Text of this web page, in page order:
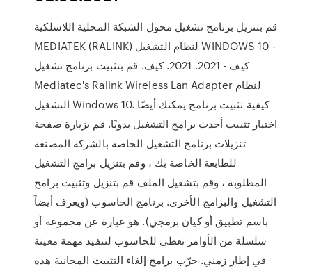
قم بتنزيل برنامج تشغيل محول الشبكة المحلية اللاسلكية
MEDIATEK (RALINK) لنظام التشغيل WINDOWS 10 -
كيف - 2021. 2021. كيف. قم بتثبيت برنامج تشغيل
Mediatec's Ralink Wireless Lan Adapter لنظام
التشغيل Windows 10. كيفية تثبيت برنامج يمكنك أيضًا
اختيار تثبيت أحدث برامج التشغيل يدويًا. قم بزيارة صفحة
تنزيلات برنامج التشغيل الخاصة بالشركة المصنعة
للطابعة الخاصة بك ، وقم بتنزيل برامج التشغيل
المطلوبة ، وقم بتشغيل الملف قم بتنزيل وتثبيت برامج
التشغيل والبرامج الأخرى. برنامج الحاسوب (ويعرف أيضاً
باسم تطبيق أو كيان برمجي). هو عبارة عن مجموعة أو
سلسلة من الأوامر تعطى للحاسوب لتنفيد مهمة معينة
في إطار زمني. جرّب برامج إلغاء التثبيت المجانية هذه